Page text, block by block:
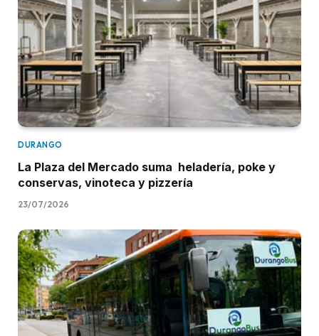
DURANGO
La Plaza del Mercado suma heladería, poke y
conservas, vinoteca y pizzería
23/07/2026